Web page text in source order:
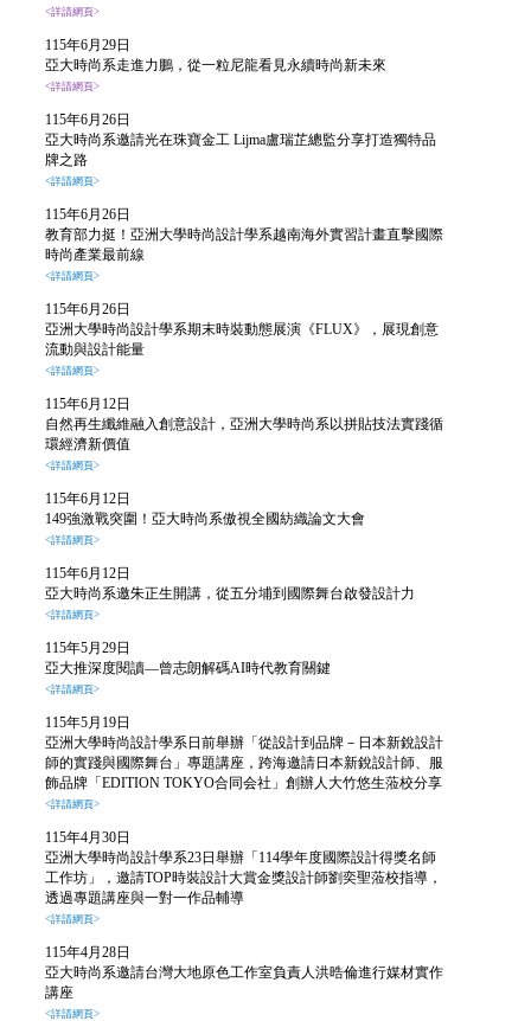
<詳請網頁>
115年6月29日
亞大時尚系走進力鵬，從一粒尼龍看見永續時尚新未來
<詳請網頁>
115年6月26日
亞大時尚系邀請光在珠寶金工 Lijma盧瑞芷總監分享打造獨特品
牌之路
<詳請網頁>
115年6月26日
教育部力挺！亞洲大學時尚設計學系越南海外實習計畫直擊國際
時尚產業最前線
<詳請網頁>
115年6月26日
亞洲大學時尚設計學系期末時裝動態展演《FLUX》，展現創意
流動與設計能量
<詳請網頁>
115年6月12日
自然再生纖維融入創意設計，亞洲大學時尚系以拼貼技法實踐循
環經濟新價值
<詳請網頁>
115年6月12日
149強激戰突圍！亞大時尚系傲視全國紡織論文大會
<詳請網頁>
115年6月12日
亞大時尚系邀朱正生開講 ， 從五分埔到國際舞台啟發設計力
<詳請網頁>
115年5月29日
亞大推深度閱讀—曾志朗解碼AI時代教育關鍵
<詳請網頁>
115年5月19日
亞洲大學時尚設計學系日前舉辦「從設計到品牌－日本新銳設計
師的實踐與國際舞台」專題講座，跨海邀請日本新銳設計師、服
飾品牌「EDITION TOKYO合同会社」創辦人大竹悠生蒞校分享
<詳請網頁>
115年4月30日
亞洲大學時尚設計學系23日舉辦「114學年度國際設計得獎名師
工作坊」，邀請TOP時裝設計大賞金獎設計師劉奕聖蒞校指導，
透過專題講座與一對一作品輔導
<詳請網頁>
115年4月28日
亞大時尚系邀請台灣大地原色工作室負責人洪晧倫進行媒材實作
講座
<詳請網頁>